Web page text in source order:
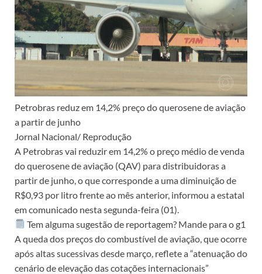
Petrobras reduz em 14,2% preço do querosene de aviação
a partir de junho
Jornal Nacional/ Reprodução
A Petrobras vai reduzir em 14,2% o preço médio de venda
do querosene de aviação (QAV) para distribuidoras a
partir de junho, o que corresponde a uma diminuição de
R$0,93 por litro frente ao mês anterior, informou a estatal
em comunicado nesta segunda-feira (01).
Tem alguma sugestão de reportagem? Mande para o g1
A queda dos preços do combustível de aviação, que ocorre
após altas sucessivas desde março, reflete a “atenuação do
cenário de elevação das cotações internacionais”